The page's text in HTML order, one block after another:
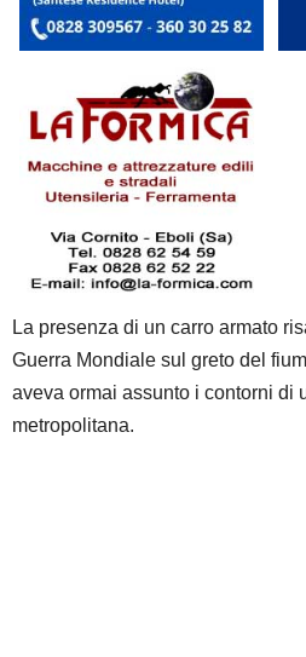
La presenza di un carro armato
Guerra Mondiale sul greto del
aveva ormai assunto i contorni di
metropolitana.